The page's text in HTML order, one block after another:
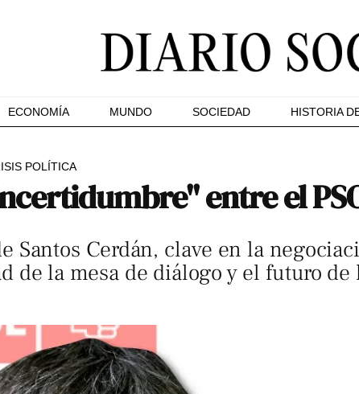
ECONOMÍA MUNDO SOCIEDAD HISTORIA
POLÍTICA
entre el
Santos Cerdán, clave en la
de la mesa de diálogo y el futuro